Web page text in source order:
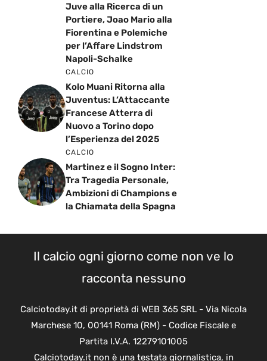
Juve alla Ricerca di un
Portiere, Joao Mario alla
Fiorentina e Polemiche
per l’Affare Lindstrom
Napoli-Schalke
CALCIO
Kolo Muani Ritorna alla
Juventus: L’Attaccante
Francese Atterra di
Nuovo a Torino dopo
l’Esperienza del 2025
CALCIO
Martinez e il Sogno Inter:
Tra Tragedia Personale,
Ambizioni di Champions e
la Chiamata della Spagna
Il calcio ogni giorno come non ve lo
racconta nessuno
Calciotoday.it di proprietà di WEB 365 SRL - Via Nicola
Marchese 10, 00141 Roma (RM) - Codice Fiscale e
Partita I.V.A. 12279101005
Calciotoday.it non è una testata giornalistica, in